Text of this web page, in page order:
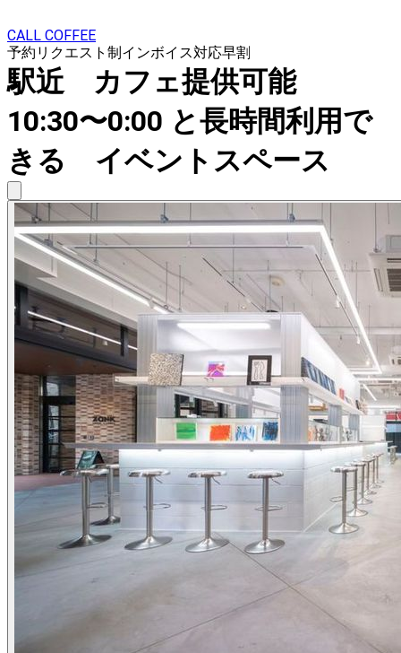
CALL COFFEE
予約リクエスト制インボイス対応早割
駅近 カフェ提供可能
10:30〜0:00 と長時間利用で
きる イベントスペース